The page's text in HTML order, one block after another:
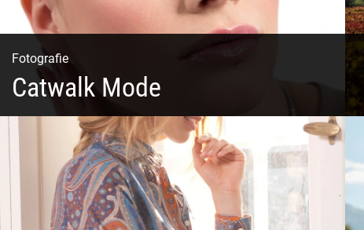
Fotografie
Catwalk Mode
Catwalk Mode Fotografie